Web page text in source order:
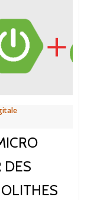
banques
se
tournent-
elles
DES